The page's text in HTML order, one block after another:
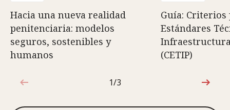
Hacia una nueva realidad
penitenciaria: modelos
seguros, sostenibles y
humanos
Guía: Criterios
Estándares
(CETIP)
1de3
1/3